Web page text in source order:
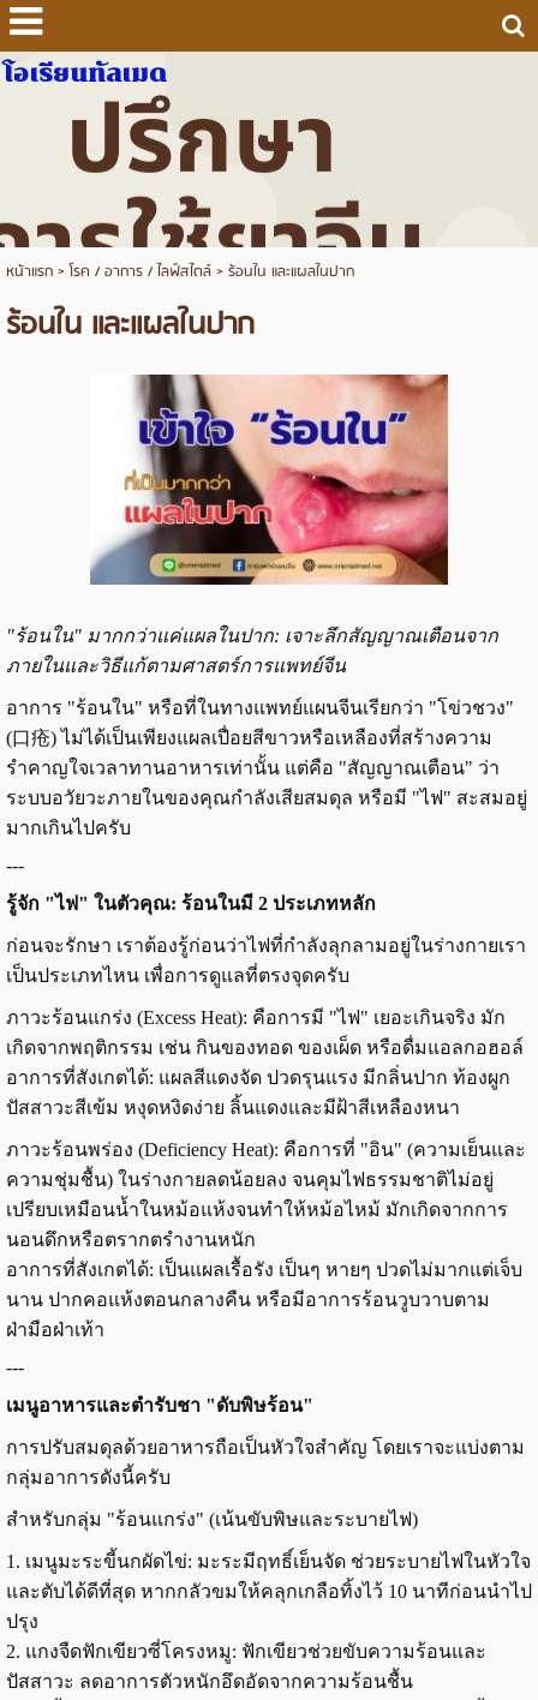
โอเรียนทัลเมด
หน้าแรก>โรค / อาการ / ไลฟ์สไตล์> ร้อนใน และแผลในปาก
ร้อนใน และแผลในปาก
"ร้อนใน" มากกว่าแค่แผลในปาก: เจาะลึกสัญญาณเตือนจาก
ภายในและวิธีแก้ตามศาสตร์การแพทย์จีน
อาการ "ร้อนใน" หรือที่ในทางแพทย์แผนจีนเรียกว่า "โข่วชวง"
(口疮) ไม่ได้เป็นเพียงแผลเปื่อยสีขาวหรือเหลืองที่สร้างความ
รำคาญใจเวลาทานอาหารเท่านั้น แต่คือ "สัญญาณเตือน" ว่า
ระบบอวัยวะภายในของคุณกำลังเสียสมดุล หรือมี "ไฟ" สะสมอยู่
มากเกินไปครับ
---
รู้จัก "ไฟ" ในตัวคุณ: ร้อนในมี 2 ประเภทหลัก
ก่อนจะรักษา เราต้องรู้ก่อนว่าไฟที่กำลังลุกลามอยู่ในร่างกายเรา
เป็นประเภทไหน เพื่อการดูแลที่ตรงจุดครับ
ภาวะร้อนแกร่ง (Excess Heat): คือการมี "ไฟ" เยอะเกินจริง มัก
เกิดจากพฤติกรรม เช่น กินของทอด ของเผ็ด หรือดื่มแอลกอฮอล์
อาการที่สังเกตได้: แผลสีแดงจัด ปวดรุนแรง มีกลิ่นปาก ท้องผูก
ปัสสาวะสีเข้ม หงุดหงิดง่าย ลิ้นแดงและมีฝ้าสีเหลืองหนา
ภาวะร้อนพร่อง (Deficiency Heat): คือการที่ "อิน" (ความเย็นและ
ความชุ่มชื้น) ในร่างกายลดน้อยลง จนคุมไฟธรรมชาติไม่อยู่
เปรียบเหมือนน้ำในหม้อแห้งจนทำให้หม้อไหม้ มักเกิดจากการ
นอนดึกหรือตรากตรำงานหนัก
อาการที่สังเกตได้: เป็นแผลเรื้อรัง เป็นๆ หายๆ ปวดไม่มากแต่เจ็บ
นาน ปากคอแห้งตอนกลางคืน หรือมีอาการร้อนวูบวาบตาม
ฝ่ามือฝ่าเท้า
---
เมนูอาหารและตำรับชา "ดับพิษร้อน"
การปรับสมดุลด้วยอาหารถือเป็นหัวใจสำคัญ โดยเราจะแบ่งตาม
กลุ่มอาการดังนี้ครับ
สำหรับกลุ่ม "ร้อนแกร่ง" (เน้นขับพิษและระบายไฟ)
1. เมนูมะระขี้นกผัดไข่: มะระมีฤทธิ์เย็นจัด ช่วยระบายไฟในหัวใจ
และตับได้ดีที่สุด หากกลัวขมให้คลุกเกลือทิ้งไว้ 10 นาทีก่อนนำไป
ปรุง
2. แกงจืดฟักเขียวซี่โครงหมู: ฟักเขียวช่วยขับความร้อนและ
ปัสสาวะ ลดอาการตัวหนักอึดอัดจากความร้อนชื้น